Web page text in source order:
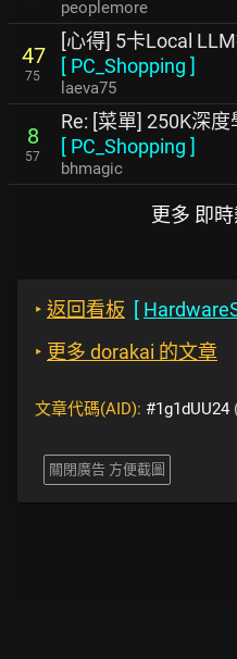
peoplemore
47
75
[心得] 5卡Local
[ PC_Shopping ]
laeva75
8
57
Re: [菜單] 250K深
[ PC_Shopping ]
bhmagic
更多 即
‣ 返回看板 [
‣ 更多 dorakai 的文章
文章代碼(AID): #1g1dUU24
關閉廣告 方便截圖